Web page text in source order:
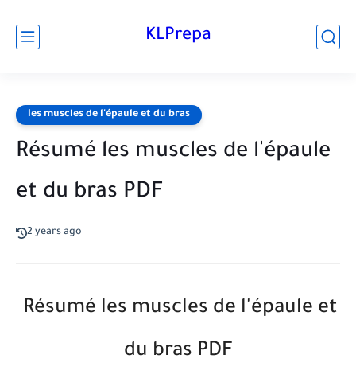
KLPrepa
les muscles de l'épaule et du bras
Résumé les muscles de l'épaule
et du bras PDF
2 years ago
Résumé les muscles de l'épaule et
du bras PDF